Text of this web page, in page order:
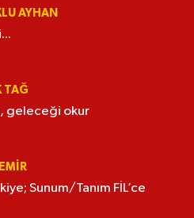
AYHAN
TAĞ
geleceği okur
Sunum/Tanım FİL’ce